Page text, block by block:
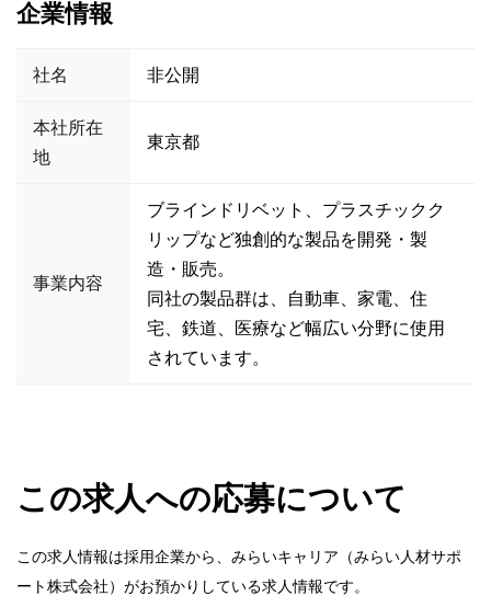
企業情報
社名 非公開
本社所在
地
東京都
事業内容
ブラインドリベット、プラスチックク
リップなど独創的な製品を開発・製
造・販売。
同社の製品群は、自動車、家電、住
宅、鉄道、医療など幅広い分野に使用
されています。
この求人への応募について
この求人情報は採用企業から、みらいキャリア（みらい人材サポ
ート株式会社）がお預かりしている求人情報です。